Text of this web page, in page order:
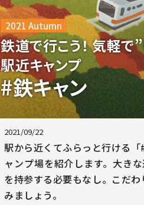
2021 Autumn
鉄道で行こう！ 気軽で
駅近キャンプ
#鉄キャン
2021/09/22
駅から近くてふらっと行ける
ャンプ場を紹介します。大き
を持参する必要もなし。こだ
みましょう。